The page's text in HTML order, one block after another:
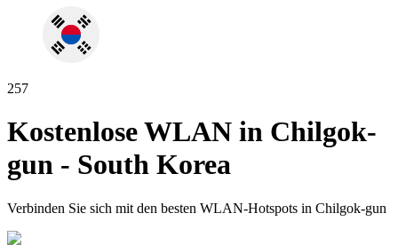
257
Kostenlose WLAN in Chilgok-
gun - South Korea
Verbinden Sie sich mit den besten WLAN-Hotspots in Chilgok-gun